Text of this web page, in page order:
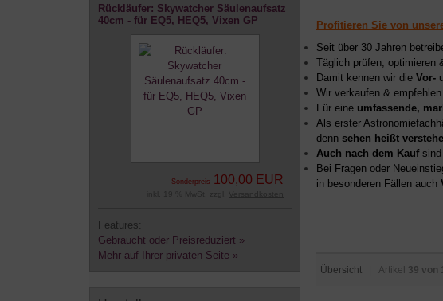
Profitieren Sie von
Seit über 30 Jahren
Täglich prüfen, optimieren
Damit kennen wir die Vor-
Wir verkaufen &
Für eine umfassende,
Als erster
denn sehen heißt
Auch nach dem Kaufsind
Bei Fragen oder
in besonderen Fällen auch
Übersicht | Artikel 39 von
Rückläufer: Skywatcher Säulenaufsatz
40cm - für EQ5, HEQ5, Vixen GP
Sonderpreis 100,00 EUR
inkl. 19 % MwSt. zzgl.
Features:
Gebraucht oder Preisreduziert »
Mehr auf Ihrer privaten Seite »